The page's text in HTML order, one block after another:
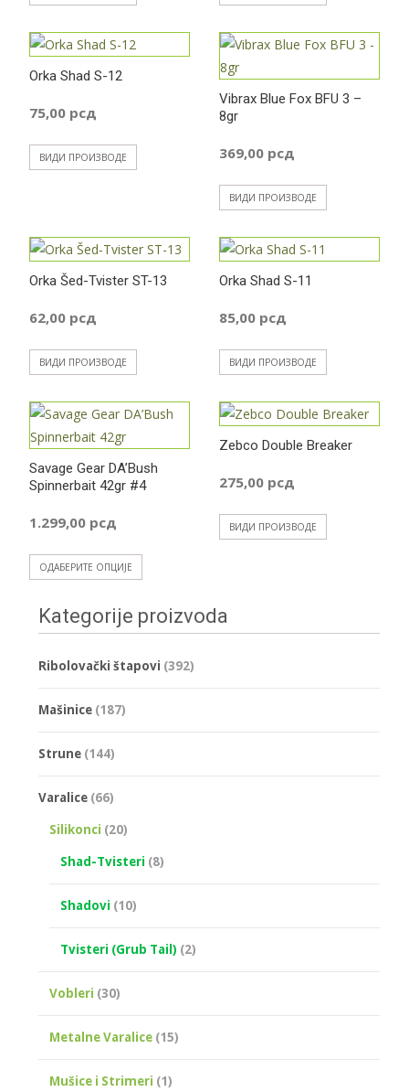
Orka Shad S-12
75,00 рсд
ВИДИ ПРОИЗВОДЕ
Vibrax Blue Fox BFU 3 –
8gr
369,00 рсд
ВИДИ ПРОИЗВОДЕ
Orka Šed-Tvister ST-13
62,00 рсд
ВИДИ ПРОИЗВОДЕ
Orka Shad S-11
85,00 рсд
ВИДИ ПРОИЗВОДЕ
Savage Gear DA’Bush
Spinnerbait 42gr #4
1.299,00 рсд
ОДАБЕРИТЕ ОПЦИЈЕ
има
више
варијанти.
Zebco Double Breaker
275,00 рсд
ВИДИ ПРОИЗВОДЕ
Kategorije proizvoda
Ribolovački štapovi (392)
Mašinice (187)
Strune (144)
Varalice (66)
Silikonci (20)
Shad-Tvisteri (8)
Shadovi (10)
Tvisteri (Grub Tail) (2)
Vobleri (30)
Metalne Varalice (15)
Mušice i Strimeri (1)